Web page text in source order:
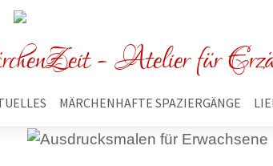
- Atelier für
MÄRCHENHAFTE SPAZIERGÄNGE